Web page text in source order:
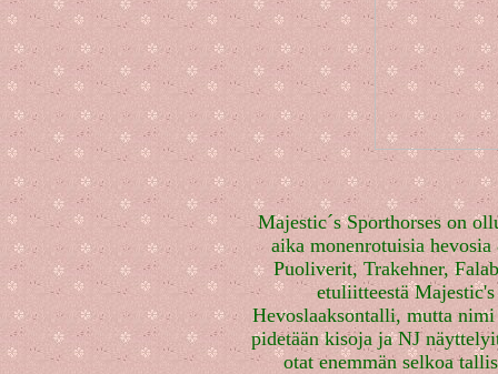
Majestic´s Sporthorses on
aika monenrotuisia
Puoliverit, Trakehner,
etuliitteestä
Hevoslaaksontalli, mutta
pidetään kisoja ja NJ
otat enemmän selkoa